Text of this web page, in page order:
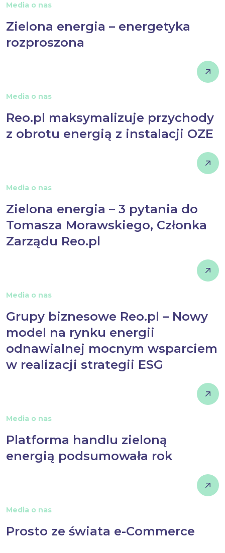
Media o nas
Zielona energia – energetyka
rozproszona
Media o nas
Reo.pl maksymalizuje przychody
z obrotu energią z instalacji OZE
Media o nas
Zielona energia – 3 pytania do
Tomasza Morawskiego, Członka
Zarządu Reo.pl
Media o nas
Grupy biznesowe Reo.pl – Nowy
model na rynku energii
odnawialnej mocnym wsparciem
w realizacji strategii ESG
Media o nas
Platforma handlu zieloną
energią podsumowała rok
Media o nas
Prosto ze świata e-Commerce